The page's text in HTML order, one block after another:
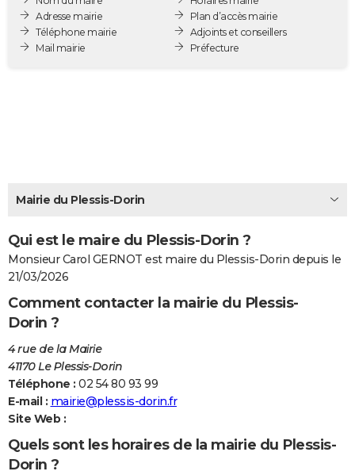
Destinations
City break
Voyage nature
Voyage de noces
Forum
Climat
PHOTO
GUIDES D'ACHAT
S'inscrire
Se connecter
Lycées
Collèges
Primaires
Universités
Entreprises
Service militaire
Avis de recherche
AVIS DE DÉCÈS
FORUM
Bricolage
Lifestyle
Culture
Sport
Auto
Television
Voyage
Cinema
Adresse mairie
Téléphone mairie
Mail mairie
Plan d’accès mairie
Adjoints et conseillers
Préfecture
Mairie du Plessis-Dorin
Qui est le maire du Plessis-Dorin ?
Monsieur Carol GERNOT est maire du Plessis-Dorin depuis le
21/03/2026
Comment contacter la mairie du Plessis-
Dorin ?
4 rue de la Mairie
41170 Le Plessis-Dorin
Téléphone : 02 54 80 93 99
E-mail : mairie@plessis-dorin.fr
Site Web :
Quels sont les horaires de la mairie du Plessis-
Dorin ?